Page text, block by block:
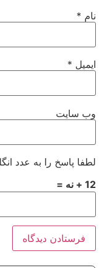
نام *
ایمیل *
وب‌ سایت
لطفا پاسخ را به عدد
12 + نه =